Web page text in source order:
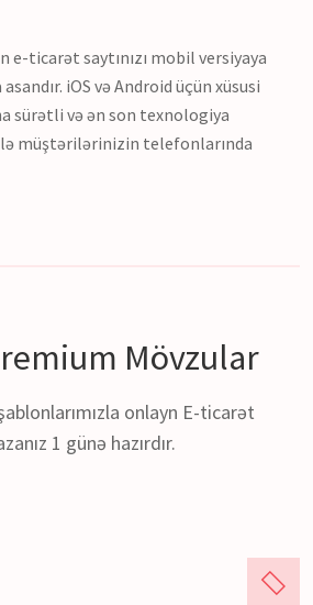
e-ticarət saytınızı mobil versiyaya
iOS və Android üçün xüsusi
sürətli və ən son texnologiya
müştərilərinizin telefonlarında
Mövzular
onlayn E-ticarət
1 günə hazırdır.